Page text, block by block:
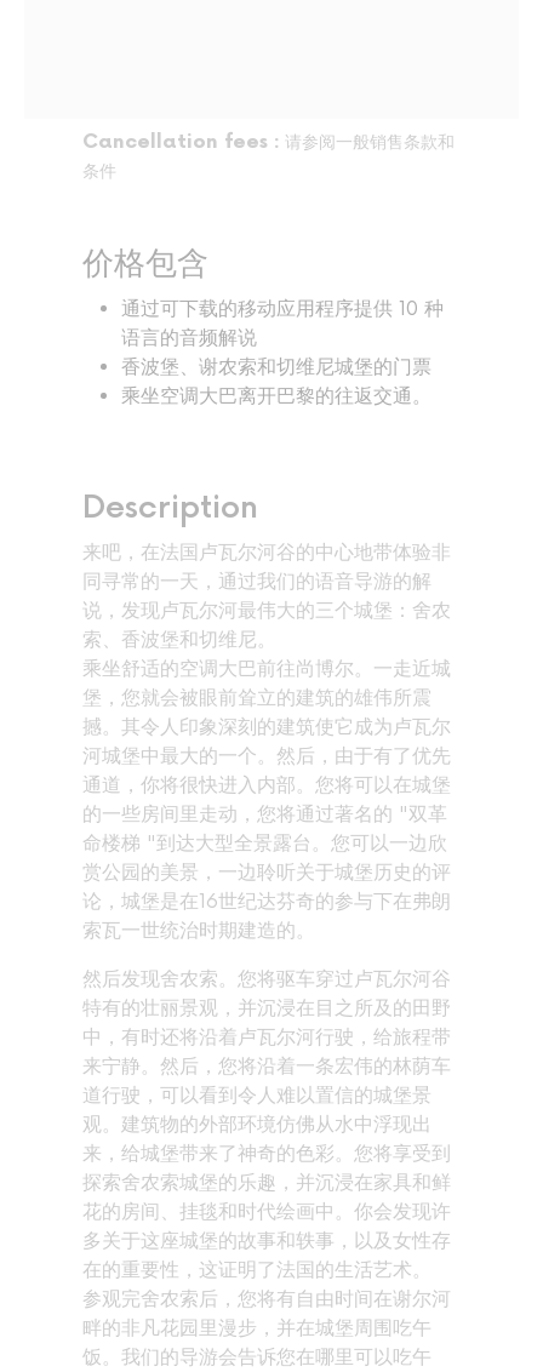
Cancellation fees : 请参阅一般销售条款和
条件
价格包含
通过可下载的移动应用程序提供 10 种
语言的音频解说
香波堡、谢农索和切维尼城堡的门票
乘坐空调大巴离开巴黎的往返交通。
Description
来吧，在法国卢瓦尔河谷的中心地带体验非
同寻常的一天，通过我们的语音导游的解
说，发现卢瓦尔河最伟大的三个城堡：舍农
索、香波堡和切维尼。
乘坐舒适的空调大巴前往尚博尔。一走近城
堡，您就会被眼前耸立的建筑的雄伟所震
撼。其令人印象深刻的建筑使它成为卢瓦尔
河城堡中最大的一个。然后，由于有了优先
通道，你将很快进入内部。您将可以在城堡
的一些房间里走动，您将通过著名的 "双革
命楼梯 "到达大型全景露台。您可以一边欣
赏公园的美景，一边聆听关于城堡历史的评
论，城堡是在16世纪达芬奇的参与下在弗朗
索瓦一世统治时期建造的。
然后发现舍农索。您将驱车穿过卢瓦尔河谷
特有的壮丽景观，并沉浸在目之所及的田野
中，有时还将沿着卢瓦尔河行驶，给旅程带
来宁静。然后，您将沿着一条宏伟的林荫车
道行驶，可以看到令人难以置信的城堡景
观。建筑物的外部环境仿佛从水中浮现出
来，给城堡带来了神奇的色彩。您将享受到
探索舍农索城堡的乐趣，并沉浸在家具和鲜
花的房间、挂毯和时代绘画中。你会发现许
多关于这座城堡的故事和轶事，以及女性存
在的重要性，这证明了法国的生活艺术。
参观完舍农索后，您将有自由时间在谢尔河
畔的非凡花园里漫步，并在城堡周围吃午
饭。我们的导游会告诉您在哪里可以吃午